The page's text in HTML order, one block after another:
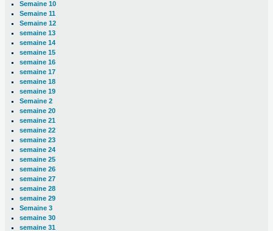
Semaine 10
Semaine 11
Semaine 12
semaine 13
semaine 14
semaine 15
semaine 16
semaine 17
semaine 18
semaine 19
Semaine 2
semaine 20
semaine 21
semaine 22
semaine 23
semaine 24
semaine 25
semaine 26
semaine 27
semaine 28
semaine 29
Semaine 3
semaine 30
semaine 31